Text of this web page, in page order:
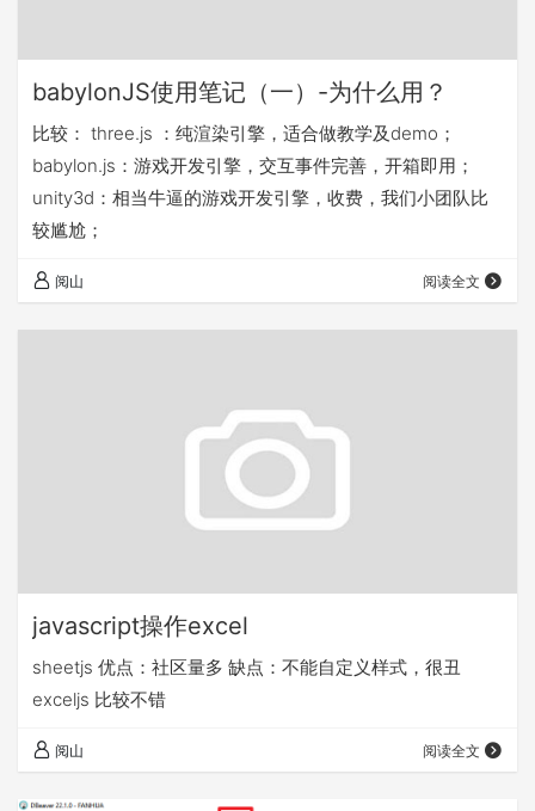
babylonJS使用笔记（一）-为什么用？
比较： three.js ：纯渲染引擎，适合做教学及demo；
babylon.js：游戏开发引擎，交互事件完善，开箱即用；
unity3d：相当牛逼的游戏开发引擎，收费，我们小团队比
较尴尬；
阅山 阅读全文
javascript操作excel
sheetjs 优点：社区量多 缺点：不能自定义样式，很丑
exceljs 比较不错
阅山 阅读全文